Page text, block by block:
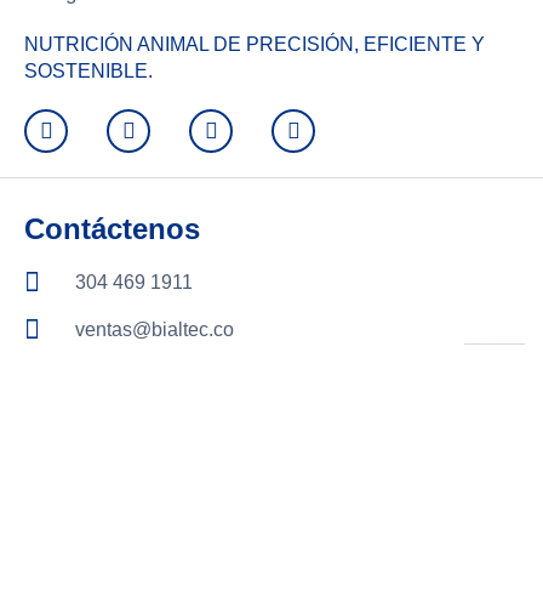
NUTRICIÓN ANIMAL DE PRECISIÓN, EFICIENTE Y
SOSTENIBLE.
Contáctenos
304 469 1911
ventas@bialtec.co